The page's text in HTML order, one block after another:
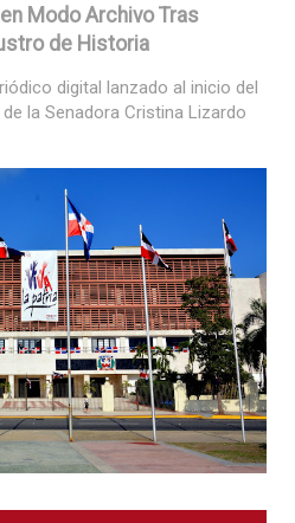
Modo Archivo Tras
de Historia
digital lanzado al inicio del
la Senadora Cristina Lizardo